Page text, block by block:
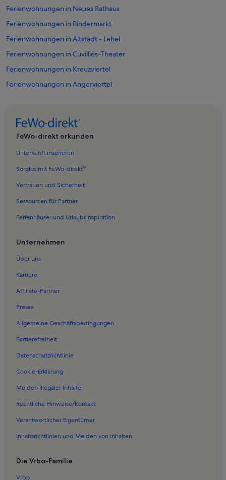
Ferienwohnungen in Neues Rathaus
Ferienwohnungen in Rindermarkt
Ferienwohnungen in Altstadt - Lehel
Ferienwohnungen in Cuvilliés-Theater
Ferienwohnungen in Kreuzviertel
Ferienwohnungen in Angerviertel
Ferienwohnungen in Siemens-Zentrale
Ferienwohnungen in Graggenau
Ferienwohnungen in Jüdisches Museum München
Ferienwohnungen in Marienplatz
Ferienwohnungen in Residenztheater
Ferienwohnungen in Fünf Höfe
Ferienwohnungen in Bier- und Oktoberfestmuseum
Ferienwohnungen in Bayern
Ferienwohnungen in Musikinstrumenten-Museum
Ferienwohnungen in Hofkapelle
Ferienwohnungen in München
Ferienwohnungen in Hofbräuhaus
Ferienwohnungen in Grottenhof
Ferienwohnungen in Artothek Stadtischer Bildverleih und Galerie
Ferienwohnungen in Oberbayern
Ferienwohnungen und Apartments in Planegg
Häuser in Aschheim
FeWo-direkt erkunden
Unterkunft inserieren
Sorglos mit FeWo-direkt™
Vertrauen und Sicherheit
Ressourcen für Partner
Ferienhäuser und Urlaubsinspiration
Unternehmen
Über uns
Karriere
Affiliate-Partner
Presse
Allgemeine Geschäftsbedingungen
Barrierefreiheit
Datenschutzrichtlinie
Cookie-Erklärung
Melden illegaler Inhalte
Rechtliche Hinweise/Kontakt
Verantwortlicher Eigentümer
Inhaltsrichtlinien und Melden von Inhalten
Die Vrbo-Familie
Vrbo